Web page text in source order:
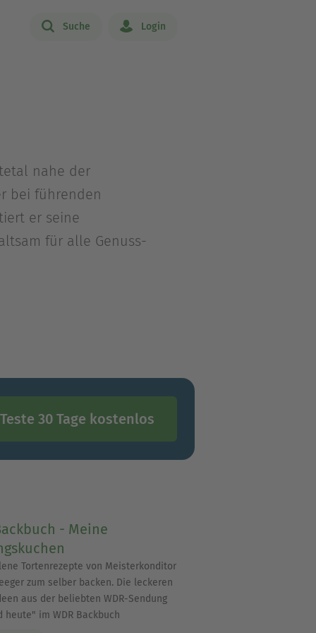
Suche Login
nahe der
bei führenden
er seine
für alle Genuss-
Teste 30 Tage kostenlos
- Meine
Tortenrezepte von Meisterkonditor
zum selber backen. Die leckeren
aus der beliebten WDR-Sendung
heute" im WDR Backbuch